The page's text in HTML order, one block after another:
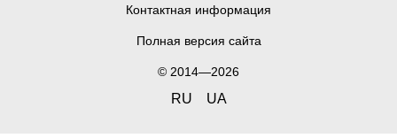
Контактная информация
Полная версия сайта
© 2014—2026
RU UA